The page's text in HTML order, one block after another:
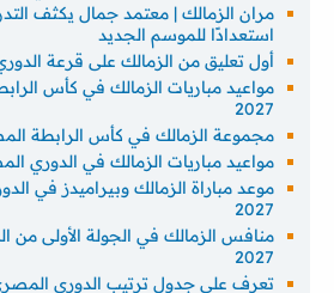
مران الزمالك | معتمد جمال يكثف
استعدادًا للموسم الجديد
أول تعليق من الزمالك على قرعة الدوري موسم
2027
مجموعة الزمالك في كأس الرابطة المصرية
مواعيد مباريات الزمالك في الدوري المصري
2027
2027
تعرف على جدول ترتيب الدوري